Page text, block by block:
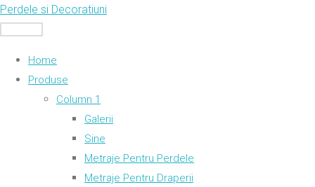
Skip
Perdele si Decoratiuni
Home
Produse
Column 1
Galerii
Sine
Metraje Pentru Perdele
Metraje Pentru Draperii